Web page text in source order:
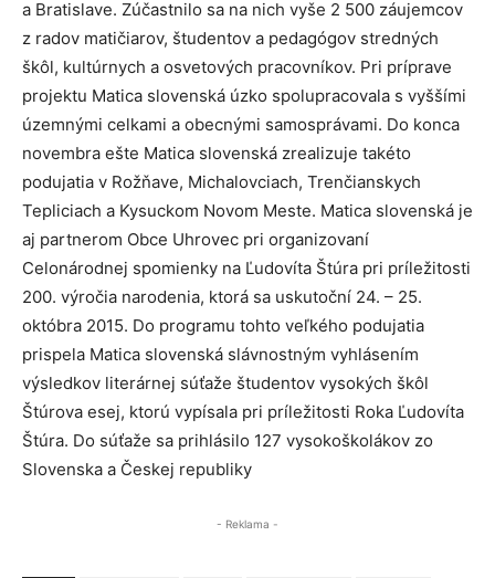
a Bratislave. Zúčastnilo sa na nich vyše 2 500 záujemcov
z radov matičiarov, študentov a pedagógov stredných
škôl, kultúrnych a osvetových pracovníkov. Pri príprave
projektu Matica slovenská úzko spolupracovala s vyššími
územnými celkami a obecnými samosprávami. Do konca
novembra ešte Matica slovenská zrealizuje takéto
podujatia v Rožňave, Michalovciach, Trenčianskych
Tepliciach a Kysuckom Novom Meste. Matica slovenská je
aj partnerom Obce Uhrovec pri organizovaní
Celonárodnej spomienky na Ľudovíta Štúra pri príležitosti
200. výročia narodenia, ktorá sa uskutoční 24. – 25.
októbra 2015. Do programu tohto veľkého podujatia
prispela Matica slovenská slávnostným vyhlásením
výsledkov literárnej súťaže študentov vysokých škôl
Štúrova esej, ktorú vypísala pri príležitosti Roka Ľudovíta
Štúra. Do súťaže sa prihlásilo 127 vysokoškolákov zo
Slovenska a Českej republiky
- Reklama -